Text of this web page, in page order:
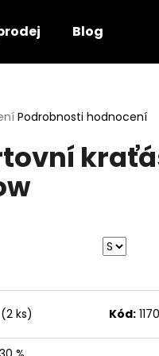
Blog
Podrobnosti hodnocení
(2 ks) Kód: